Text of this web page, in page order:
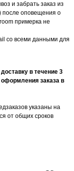
и забрать заказ из
после оповещения о
примерка не
со всеми данными для
в течение 3
заказа в
указаны на
от общих сроков